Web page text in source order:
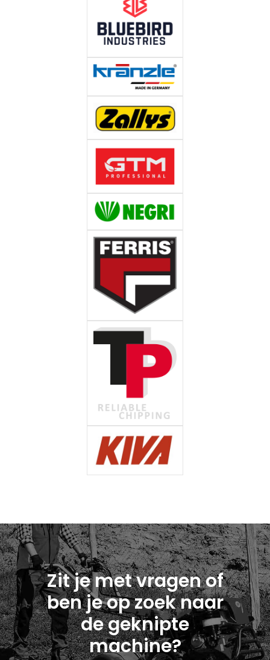
Zit je met vragen of
ben je op zoek naar
de geknipte
machine?